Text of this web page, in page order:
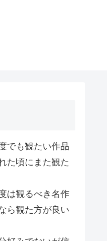
観たい作品
にまた観た
るべき名作
た方が良い